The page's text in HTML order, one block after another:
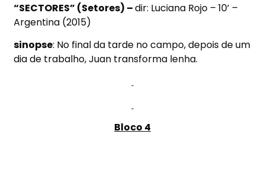
“SECTORES” (Setores) –dir: Luciana Rojo – 10’ –
Argentina (2015)
sinopse: No final da tarde no campo, depois de um
dia de trabalho, Juan transforma lenha.
Bloco 4